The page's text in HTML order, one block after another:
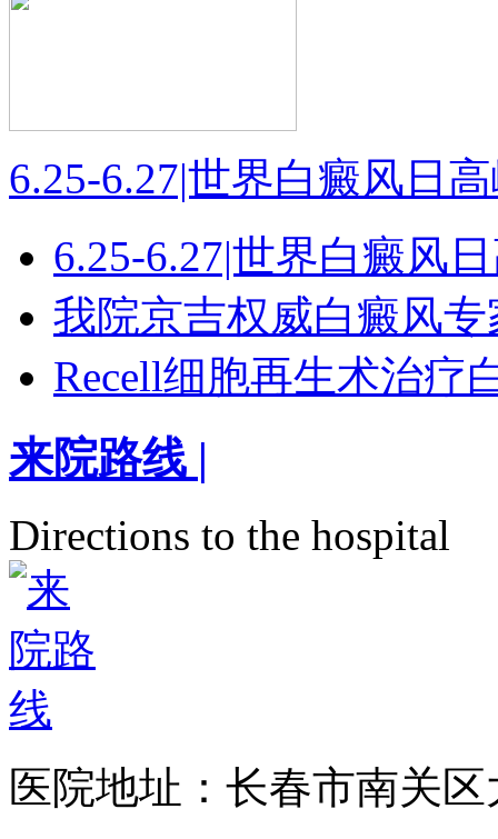
6.25-6.27|世界白癜风日
6.25-6.27|世界白癜风
我院京吉权威白癜风
Recell细胞再生术治疗
来院路线 |
Directions to the hospital
医院地址：长春市南关